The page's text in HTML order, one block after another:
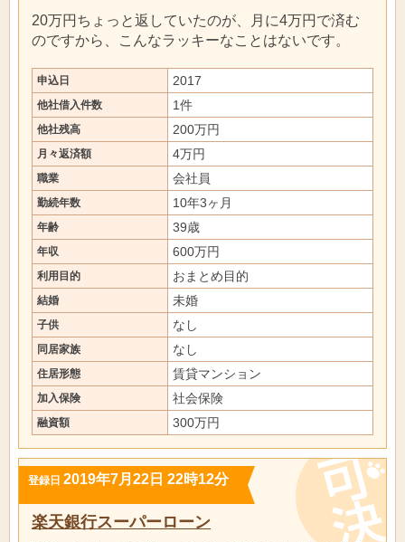
20万円ちょっと返していたのが、月に4万円で済む
のですから、こんなラッキーなことはないです。
申込日 2017
他社借入件数 1件
他社残高 200万円
月々返済額 4万円
職業 会社員
勤続年数 10年3ヶ月
年齢 39歳
年収 600万円
利用目的 おまとめ目的
結婚 未婚
子供 なし
同居家族 なし
住居形態 賃貸マンション
加入保険 社会保険
融資額 300万円
登録日 2019年7月22日 22時12分
楽天銀行スーパーローン